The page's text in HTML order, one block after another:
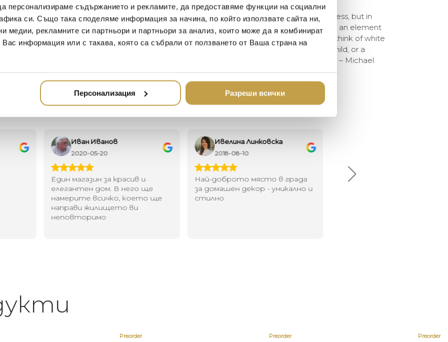
персонализираме съдържанието и рекламите, да предоставяме функции на социални
си. Също така споделяме информация за начина, по който използвате сайта ни,
медии, рекламните си партньори и партньори за анализ, които може да я комбинират
Вас информация или с такава, която са събрали от ползването от Ваша страна на
Персонализация Разреши всички
seemingly untouched and pure.
“Orchids naturally emit a sense of sensuality and seductiveness, but in
white nickel they take on a completely different meaning – an element
of brightness that I associate with new beginnings. When I think of white
orchids, I imagine the purity and sweetness of a newborn child, or a
newlywed couple at the beginning of their lifelong journey.” – Michael
Aram
* Комплект от 2 броя / Set of 2
Иван Иванов
2020-05-20
Един магазин за красив и
елегантен дом. В него ще
намерите всичко, което ще
направи жилището ви
неповторимо
Ивелина Линковска
2018-08-10
Най-доброто място в града
за домашен декор - уникално и
стилно
Хареса ми
Preorder Preorder Preorder